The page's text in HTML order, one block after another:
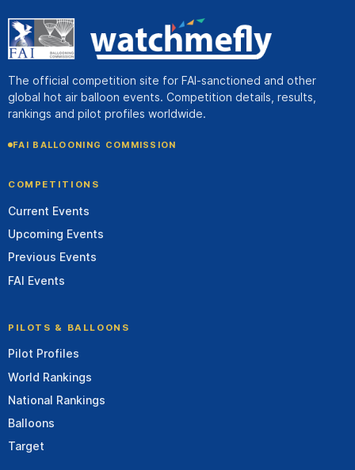
The official competition site for FAI-sanctioned and other
global hot air balloon events. Competition details, results,
rankings and pilot profiles worldwide.
FAI BALLOONING COMMISSION
COMPETITIONS
Current Events
Upcoming Events
Previous Events
FAI Events
PILOTS & BALLOONS
Pilot Profiles
World Rankings
National Rankings
Balloons
Target